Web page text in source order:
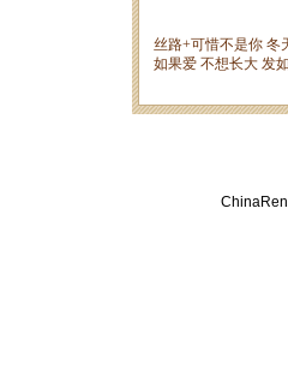
ChinaRen